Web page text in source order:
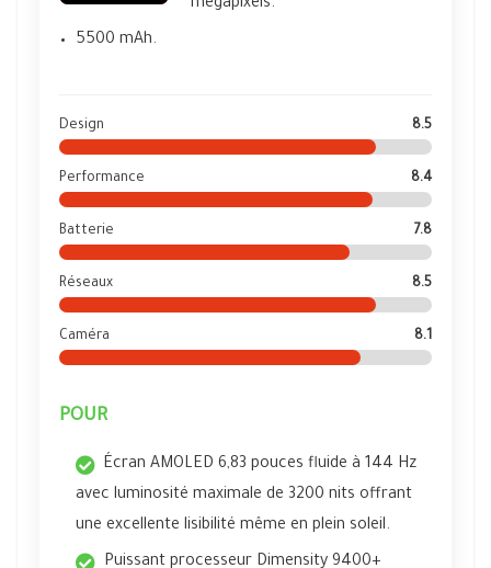
mégapixels.
5500 mAh.
Design 8.5
Performance 8.4
Batterie 7.8
Réseaux 8.5
Caméra 8.1
POUR
Écran AMOLED 6,83 pouces fluide à 144 Hz
avec luminosité maximale de 3200 nits offrant
une excellente lisibilité même en plein soleil.
Puissant processeur Dimensity 9400+